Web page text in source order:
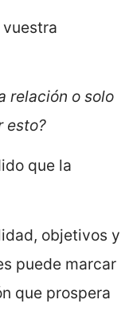
relación o solo
esto?
que la
objetivos y
puede marcar
que prospera